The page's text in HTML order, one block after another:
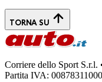
TORNA SU
Corriere dello Sport
Partita IVA: